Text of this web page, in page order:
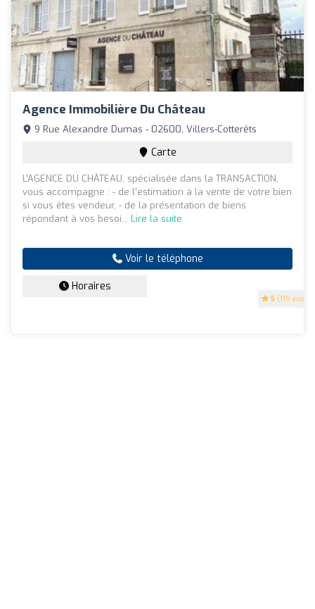
Agence Immobilière Du Château
5 (119 avis)
9 Rue Alexandre Dumas - 02600, Villers-Cotterêts
Carte
L’AGENCE DU CHÂTEAU, spécialisée dans la TRANSACTION,
vous accompagne : - de l’estimation à la vente de votre bien
si vous êtes vendeur, - de la présentation de biens
répondant à vos besoi... Lire la suite
Voir le téléphone
Horaires